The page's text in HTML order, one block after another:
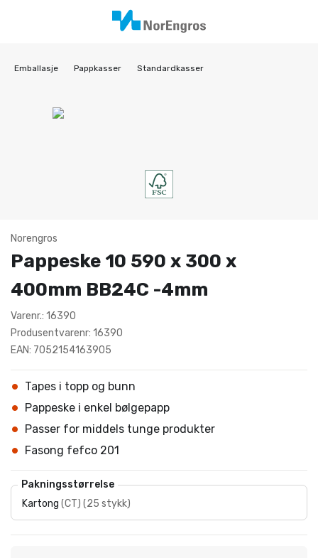
Emballasje Pappkasser Standardkasser
Norengros
Pappeske 10 590 x 300 x
400mm BB24C -4mm
Varenr.: 16390
Produsentvarenr: 16390
EAN: 7052154163905
Tapes i topp og bunn
Pappeske i enkel bølgepapp
Passer for middels tunge produkter
Fasong fefco 201
Pakningsstørrelse
Kartong (CT) (25 stykk)